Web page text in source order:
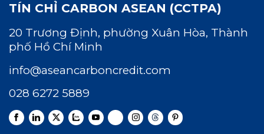
TÍN CHỈ CARBON ASEAN (CCTPA)
20 Trương Định, phường Xuân Hòa, Thành
phố Hồ Chí Minh
info@aseancarboncredit.com
028 6272 5889